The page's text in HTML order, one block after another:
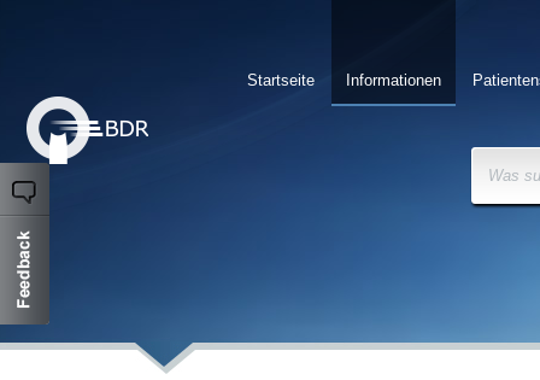
Informationen
Startseite
Was